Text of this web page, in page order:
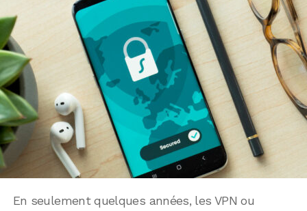
En seulement quelques années, les VPN ou